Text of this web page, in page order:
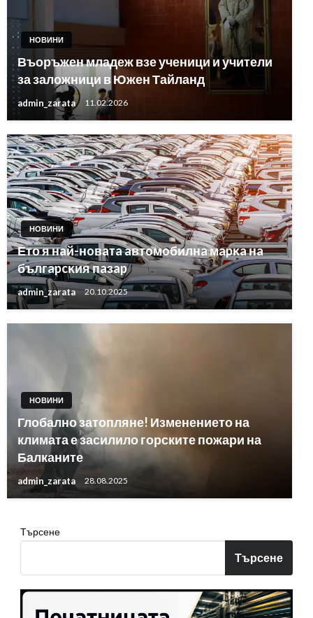
НОВИНИ
Въоръжен младеж взе ученици и учители
за заложници в Южен Тайланд
admin_zarata 11.02.2026
НОВИНИ
Ето я нaй-нoвaтa aвтoмoбилнa мapĸa нa
бългapcĸия пaзap
admin_zarata 20.10.2025
НОВИНИ
Глобално затопляне! Изменението на
климата е засилило горските пожари на
Балканите
admin_zarata 28.08.2025
Търсене
Търсене